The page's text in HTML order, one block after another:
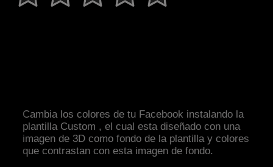
Cambia los colores de tu Facebook instalando la
plantilla Custom , el cual esta diseñado con una
imagen de 3D como fondo de la plantilla y colores
que contrastan con esta imagen de fondo.